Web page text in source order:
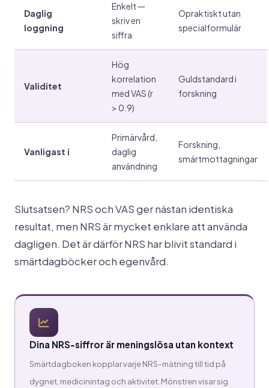
Daglig
loggning
Enkelt —
skriv en
siffra
Opraktiskt utan
specialformulär
Validitet
Hög
korrelation
med VAS (r
> 0.9)
Guldstandard i
forskning
Vanligast i
Primärvård,
daglig
användning
Forskning,
smärtmottagningar
Slutsatsen? NRS och VAS ger nästan identiska
resultat, men NRS är mycket enklare att använda
dagligen. Det är därför NRS har blivit standard i
smärtdagböcker och egenvård.
Dina NRS-siffror är meningslösa utan kontext
Smärtdagboken kopplar varje NRS-mätning till tid på
dygnet, medicinintag och aktivitet. Mönstren visar sig